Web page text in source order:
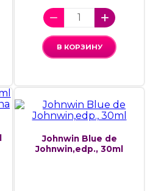
В КОРЗИНУ
Johnwin Blue de
Johnwin,edp., 30ml